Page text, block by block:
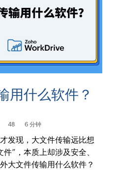
用什么软件？
48 6 分钟
发现，大文件传输远比想
”，本质上却涉及安全、
大文件传输用什么软件？